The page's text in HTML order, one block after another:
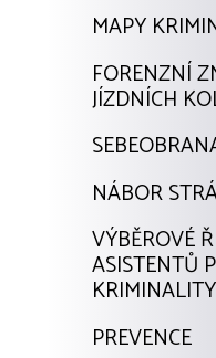
MAPY
FORENZNÍ
JÍZDNÍCH
NÁBOR
VÝBĚROVÉ
ASISTENTŮ
KRIMINALITY
PREVENCE